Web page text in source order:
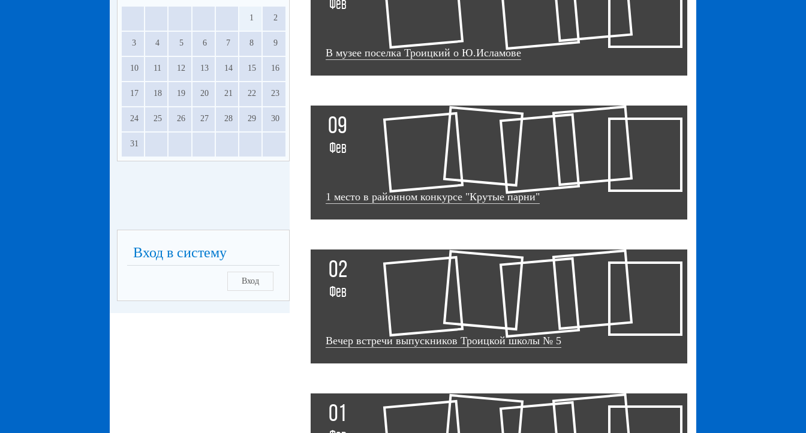
Фев
В музее поселка Троицкий о Ю.Исламове
09
Фев
1 место в районном конкурсе "Крутые парни"
02
Фев
Вечер встречи выпускников Троицкой школы № 5
01
1 2
3 4 5 6 7 8 9
10 11 12 13 14 15 16
17 18 19 20 21 22 23
24 25 26 27 28 29 30
31
Вход в систему
Вход